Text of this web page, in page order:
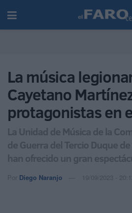
La música
Cayetano
protagonistas en
La Unidad de Música de la
de Guerra del Tercio Duque
han ofrecido un gran
Por Diego Naranjo 19/09/2023 - 20:12